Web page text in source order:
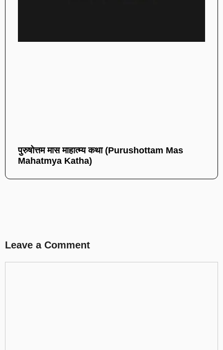
पुरुषोत्तम मास माहात्म्य कथा (Purushottam Mas
Mahatmya Katha)
Leave a Comment